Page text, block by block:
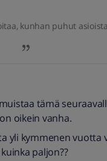
kunhan puhut
tämä
oikein vanha.
yli kymmenen vuotta
paljon??